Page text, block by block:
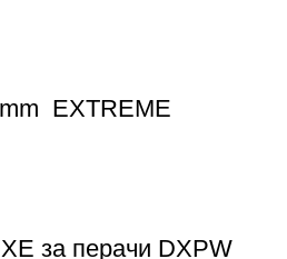
EXTREME
за перачи DXPW